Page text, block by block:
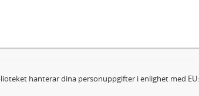
hanterar dina personuppgifter i enlighet med